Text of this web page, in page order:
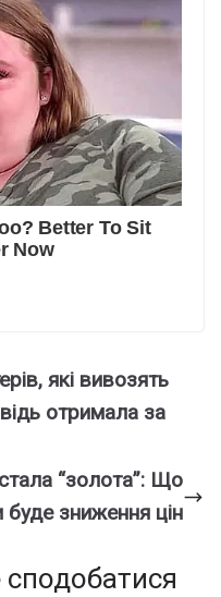
які вивозять
отримала за
“золота”: Що
зниження цін